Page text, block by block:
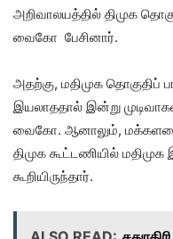
அறிவாலயத்தில் திமுக
வைகோ பேசினார்.
அதற்கு, மதிமுக தொகுதிப்
இயலாததால் இன்று
வைகோ. ஆனாலும்,
திமுக கூட்டணியில்
கூறியிருந்தார்.